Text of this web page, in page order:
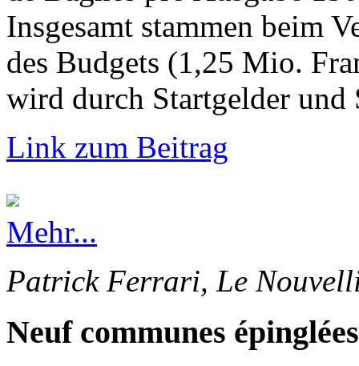
Insgesamt stammen beim
des Budgets (1,25 Mio.
wird durch Startgelder und
Link zum Beitrag
Mehr...
Patrick Ferrari, Le
Neuf communes épinglées